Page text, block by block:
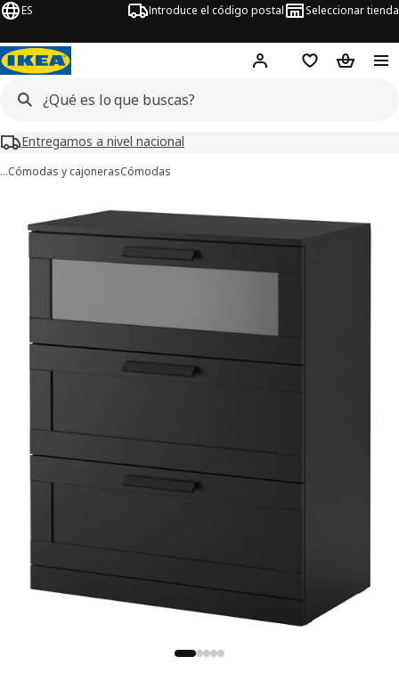
ES Introduce el código postal Seleccionar tienda
Hej! Inicia sesión o
Lista de la
Carrito
Entregamos a nivel nacional
…Cómodas y cajonerasCómodas
de 5 BRIMNES